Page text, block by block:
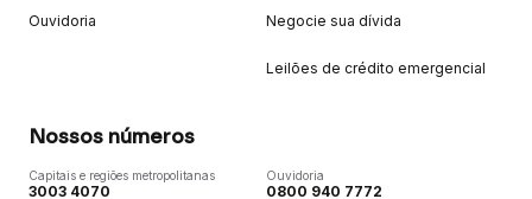
Ouvidoria Negocie sua dívida
Leilões de crédito emergencial
Nossos números
Capitais e regiões metropolitanas
3003 4070
Ouvidoria
0800 940 7772